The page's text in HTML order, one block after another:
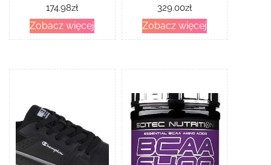
174.98zł
Zobacz więcej
329.00zł
Zobacz więcej